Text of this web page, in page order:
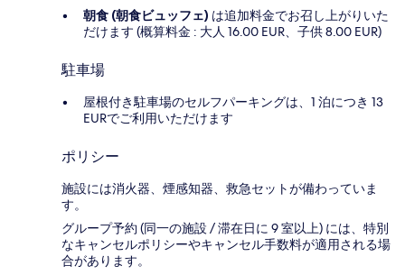
朝食 (朝食ビュッフェ) は追加料金でお召し上がりいた
だけます (概算料金 : 大人 16.00 EUR、子供 8.00 EUR)
駐車場
屋根付き駐車場のセルフパーキングは、1 泊につき 13
EURでご利用いただけます
ポリシー
施設には消火器、煙感知器、救急セットが備わっていま
す。
グループ予約 (同一の施設 / 滞在日に 9 室以上) には、特別
なキャンセルポリシーやキャンセル手数料が適用される場
合があります。